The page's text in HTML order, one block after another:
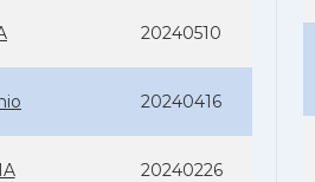
20240510
20240416
20240226